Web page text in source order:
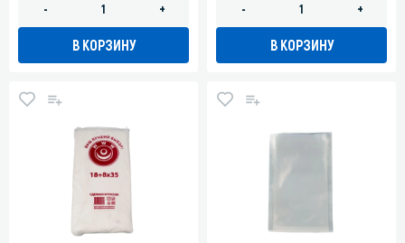
- +
В КОРЗИНУ
- +
В КОРЗИНУ